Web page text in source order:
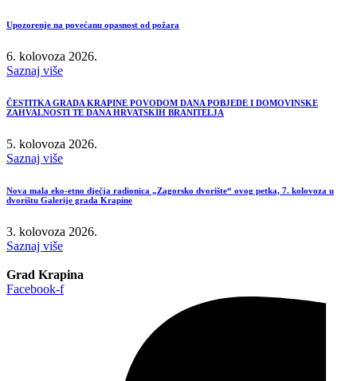
Upozorenje na povećanu opasnost od požara
6. kolovoza 2026.
Saznaj više
ČESTITKA GRADA KRAPINE POVODOM DANA POBJEDE I DOMOVINSKE
ZAHVALNOSTI TE DANA HRVATSKIH BRANITELJA
5. kolovoza 2026.
Saznaj više
Nova mala eko-etno dječja radionica „Zagorsko dvorište“ ovog petka, 7. kolovoza u
dvorištu Galerije grada Krapine
3. kolovoza 2026.
Saznaj više
Grad Krapina
Facebook-f